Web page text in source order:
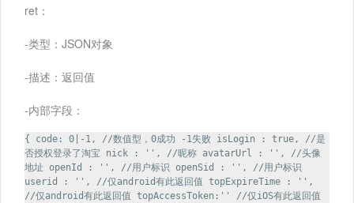
ret：
-类型：JSON对象
-描述：返回值
-内部字段：
{ code: 0|-1, //数值型，0成功 -1失败 isLogin : true, //是
否授权登录了淘宝 nick : '', //昵称 avatarUrl : '', //头像
地址 openId : '', //用户标识 openSid : '', //用户标识
userid : '', //仅android有此返回值 topExpireTime : '',
//仅android有此返回值 topAccessToken:'' //仅iOS有此返回值